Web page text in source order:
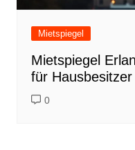
Mietspiegel
Mietspiegel
für Hausbesitzer
0